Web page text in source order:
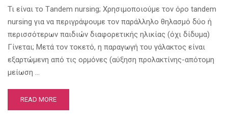
Τι είναι το Τandem nursing; Χρησιμοποιούμε τον όρο tandem
nursing για να περιγράψουμε τον παράλληλο θηλασμό δύο ή
περισσότερων παιδιών διαφορετικής ηλικίας (όχι δίδυμα)
Γίνεται; Μετά τον τοκετό, η παραγωγή του γάλακτος είναι
εξαρτώμενη από τις ορμόνες (αύξηση προλακτίνης-απότομη
μείωση …
READ MORE